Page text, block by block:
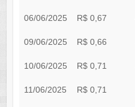
06/06/2025 R$ 0,67
09/06/2025 R$ 0,66
10/06/2025 R$ 0,71
11/06/2025 R$ 0,71